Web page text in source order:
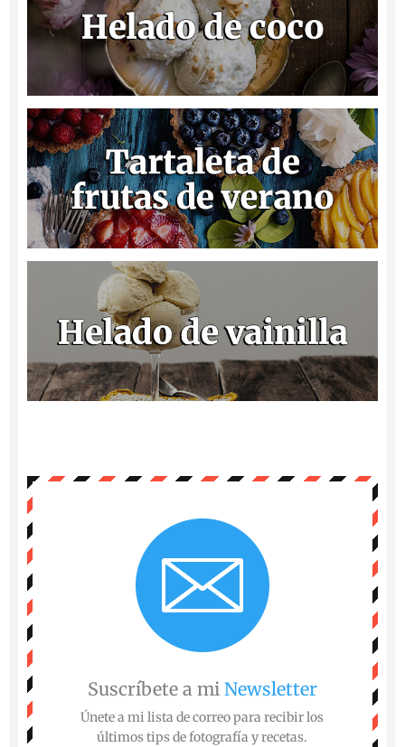
Suscríbete a mi Newsletter
Únete a mi lista de correo para recibir los
últimos tips de fotografía y recetas.